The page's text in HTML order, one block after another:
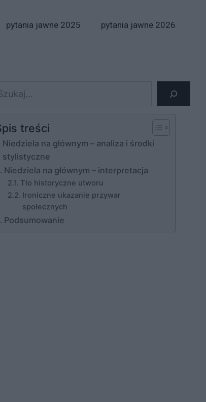
pytania jawne 2025 pytania jawne 2026
treści
Niedziela na głównym – analiza i środki
stylistyczne
Niedziela na głównym – interpretacja
Tło historyczne utworu
Ironiczne ukazanie przywar
społecznych
Podsumowanie